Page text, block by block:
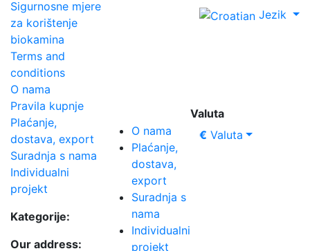
Sigurnosne mjere
za korištenje
biokamina
Terms and
conditions
O nama
Pravila kupnje
Plaćanje,
dostava, export
Suradnja s nama
Individualni
projekt
Kategorije:
Our address:
O nama
Plaćanje,
dostava,
export
Suradnja s
nama
Individualni
projekt
Jezik
Valuta
€ Valuta